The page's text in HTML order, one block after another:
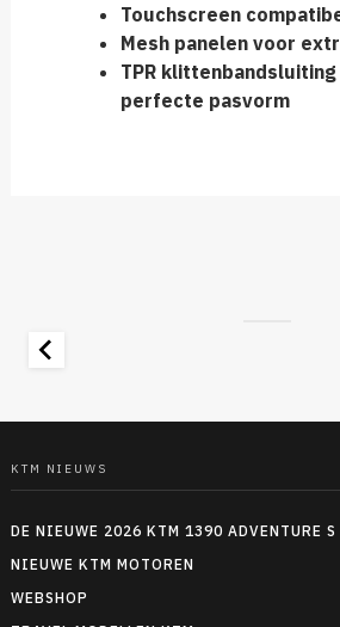
Touchscreen
Mesh panelen voor
TPR
perfecte pasvorm
KTM NIEUWS
DE NIEUWE 2026 KTM 1390 ADVENTURE S
NIEUWE KTM MOTOREN
WEBSHOP